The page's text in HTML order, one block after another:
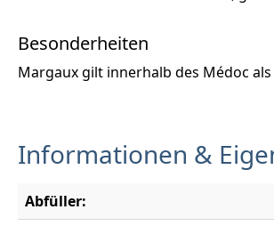
Besonderheiten
Margaux gilt innerhalb des Médoc
Informationen &
Abfüller: